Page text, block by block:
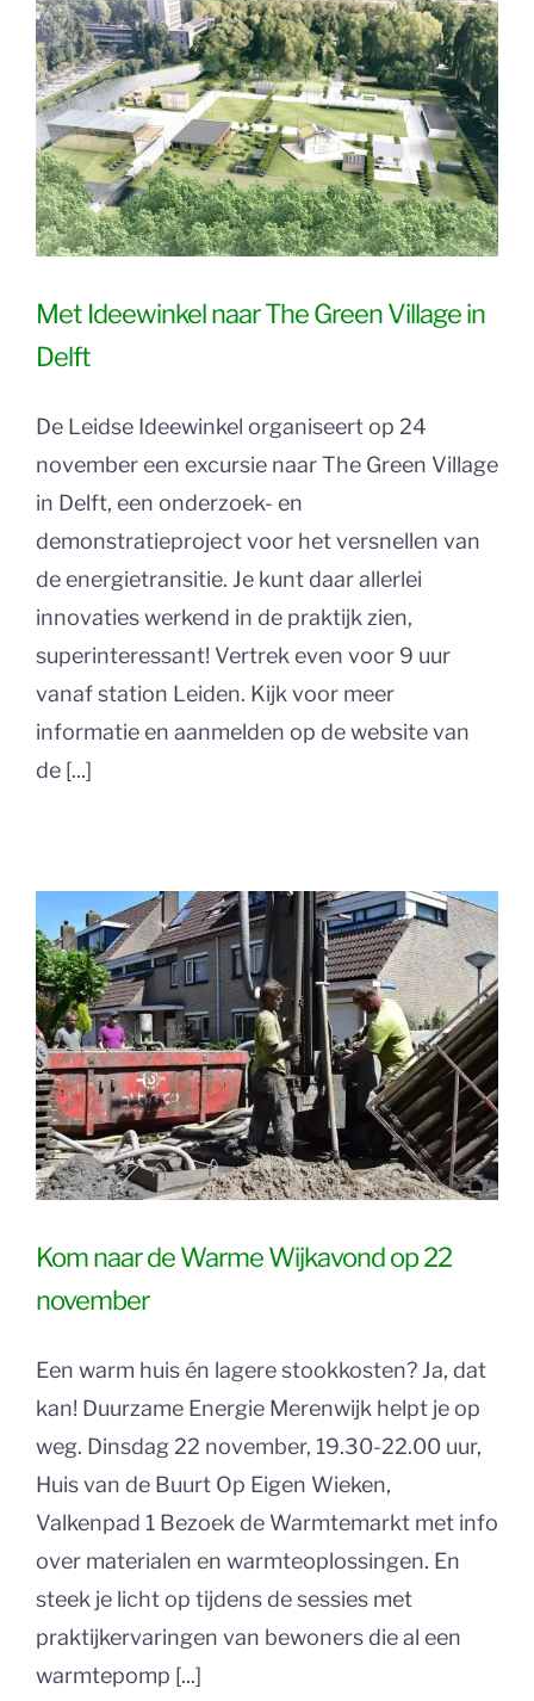
Met Ideewinkel naar The Green Village in
Delft
De Leidse Ideewinkel organiseert op 24
november een excursie naar The Green Village
in Delft, een onderzoek- en
demonstratieproject voor het versnellen van
de energietransitie. Je kunt daar allerlei
innovaties werkend in de praktijk zien,
superinteressant! Vertrek even voor 9 uur
vanaf station Leiden. Kijk voor meer
informatie en aanmelden op de website van
de [...]
Kom naar de Warme Wijkavond op 22
november
Een warm huis én lagere stookkosten? Ja, dat
kan! Duurzame Energie Merenwijk helpt je op
weg. Dinsdag 22 november, 19.30-22.00 uur,
Huis van de Buurt Op Eigen Wieken,
Valkenpad 1 Bezoek de Warmtemarkt met info
over materialen en warmteoplossingen. En
steek je licht op tijdens de sessies met
praktijkervaringen van bewoners die al een
warmtepomp [...]